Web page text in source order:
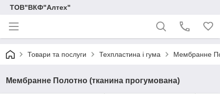
ТОВ"ВКФ"Алтех"
Товари та послуги Техпластина і гума Мембранне
Мембранне Полотно (тканина прогумована)